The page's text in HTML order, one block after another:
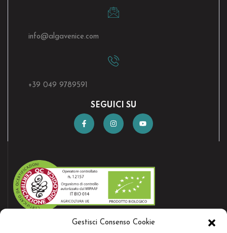
Gestisci Consenso Cookie
info@algavenice.com
+39 049 9789591
SEGUICI SU